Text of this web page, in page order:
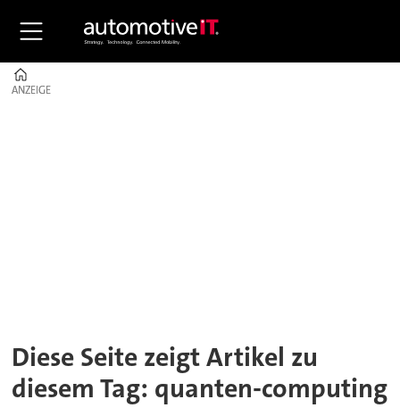
ANZEIGE
ANZEIGE
Diese Seite zeigt Artikel zu
diesem Tag: quanten-computing